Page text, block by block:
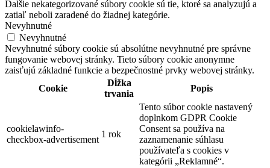
Ďalšie nekategorizované súbory cookie sú tie, ktoré sa analyzujú a
zatiaľ neboli zaradené do žiadnej kategórie.
Nevyhnutné
Nevyhnutné
Nevyhnutné súbory cookie sú absolútne nevyhnutné pre správne
fungovanie webovej stránky. Tieto súbory cookie anonymne
zaisťujú základné funkcie a bezpečnostné prvky webovej stránky.
Cookie
Dĺžka
trvania
Popis
cookielawinfo-
checkbox-advertisement
1 rok
Tento súbor cookie nastavený
doplnkom GDPR Cookie
Consent sa používa na
zaznamenanie súhlasu
používateľa s cookies v
kategórii „Reklamné“.